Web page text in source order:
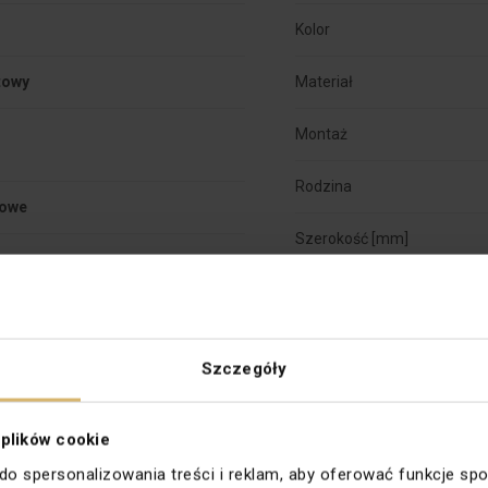
Szczegóły
cookie
spersonalizowania treści i reklam, aby oferować funkcje
izolację
Kolor
Materiał
Montaż
Rodzina
Szerokość [mm]
Zabezpieczenie